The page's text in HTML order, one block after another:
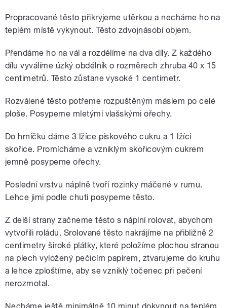
Propracované těsto přikryjeme utěrkou a necháme ho na
teplém místě vykynout. Těsto zdvojnásobí objem.
Přendáme ho na vál a rozdělíme na dva díly. Z každého
dílu vyválíme úzký obdélník o rozměrech zhruba 40 x 15
centimetrů. Těsto zůstane vysoké 1 centimetr.
Rozválené těsto potřeme rozpuštěným máslem po celé
ploše. Posypeme mletými vlašskými ořechy.
Do hrníčku dáme 3 lžíce pískového cukru a 1 lžíci
skořice. Promícháme a vzniklým skořicovým cukrem
jemně posypeme ořechy.
Poslední vrstvu náplně tvoří rozinky máčené v rumu.
Lehce jimi podle chuti posypeme těsto.
Z delší strany začneme těsto s náplní rolovat, abychom
vytvořili roládu. Srolované těsto nakrájíme na přibližně 2
centimetry široké plátky, které položíme plochou stranou
na plech vyložený pečicím papírem, ztvarujeme do kruhu
a lehce zploštíme, aby se vzniklý točenec při pečení
nerozmotal.